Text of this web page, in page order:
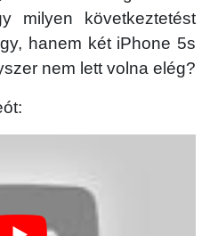
milyen következtetést
hanem két iPhone 5s
nem lett volna elég?